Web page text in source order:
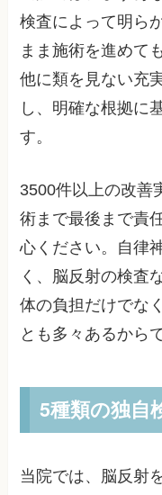
検査によって明ら
まま施術を進めて
他に類を見ない充
し、明確な根拠に
す。
3500件以上の改善
術まで最後まで責
心ください。自律
く、脳反射の検査
体の負担だけでな
とも多々あるから
5種類の独自
当院では、脳反射